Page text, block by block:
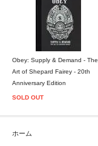
Obey: Supply & Demand - The
Art of Shepard Fairey - 20th
Anniversary Edition
SOLD OUT
ホーム